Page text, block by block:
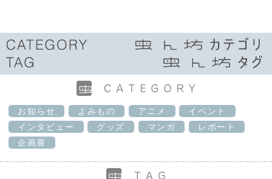
お知らせ よみもの アニメ
イベント
インタビュー
グッズ マンガ
レポート
企画展